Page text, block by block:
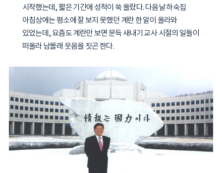
시작했는데, 짧은 기간에 성적이 쑥 올랐다. 다음날 하숙집
아침상에는 평소에 잘 보지 못했던 계란 한 알이 올라와
있었는데, 요즘도 계란만 보면 문득 새내기 교사 시절의 일들이
떠올라 남몰래 웃음을 짓곤 한다.